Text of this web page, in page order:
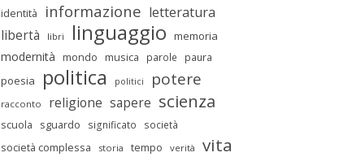
identità informazione letteratura
libertà
libri linguaggio memoria
modernità mondo musica parole paura
poesia politica politici potere
racconto religione sapere scienza
scuola sguardo significato società
società complessa storia tempo verità vita